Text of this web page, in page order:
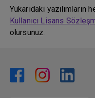
Yukarıdaki yazılımların
Kullanıcı Lisans
olursunuz.